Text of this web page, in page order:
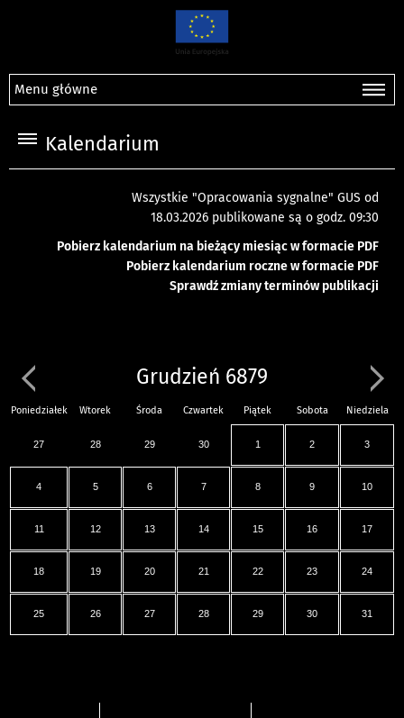
Menu główne
Kalendarium
Wszystkie "Opracowania sygnalne" GUS od
18.03.2026 publikowane są o godz. 09:30
Pobierz kalendarium na bieżący miesiąc w formacie PDF
Pobierz kalendarium roczne w formacie PDF
Sprawdź zmiany terminów publikacji
Grudzień 6879
Poniedziałek Wtorek Środa Czwartek Piątek Sobota Niedziela
27 28 29 30 1 2 3
4 5 6 7 8 9 10
11 12 13 14 15 16 17
18 19 20 21 22 23 24
25 26 27 28 29 30 31